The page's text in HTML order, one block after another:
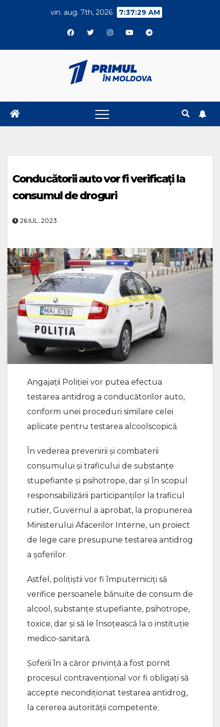
vin. aug. 7th, 2026 7:37:30 AM
Conducătorii auto vor fi verificați la
consumul de droguri
26.IUL..2023
Angajații Poliției vor putea efectua
testarea antidrog a conducătorilor auto,
conform unei proceduri similare celei
aplicate pentru testarea alcoolscopică.
În vederea prevenirii și combaterii
consumului și traficului de substanțe
stupefiante și psihotrope, dar și în scopul
responsabilizării participanților la traficul
rutier, Guvernul a aprobat, la propunerea
Ministerului Afacerilor Interne, un proiect
de lege care presupune testarea antidrog
a șoferilor.
Astfel, polițiștii vor fi împuterniciți să
verifice persoanele bănuite de consum de
alcool, substanțe stupefiante, psihotrope,
toxice, dar și să le însoțească la o instituție
medico-sanitară.
Șoferii în a căror privință a fost pornit
procesul contravențional vor fi obligați să
accepte necondiționat testarea antidrog,
la cererea autorității competente.